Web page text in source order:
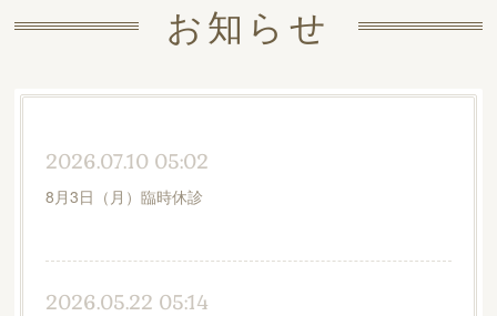
お知らせ
2026.07.10 05:02
8月3日（月）臨時休診
2026.05.22 05:14